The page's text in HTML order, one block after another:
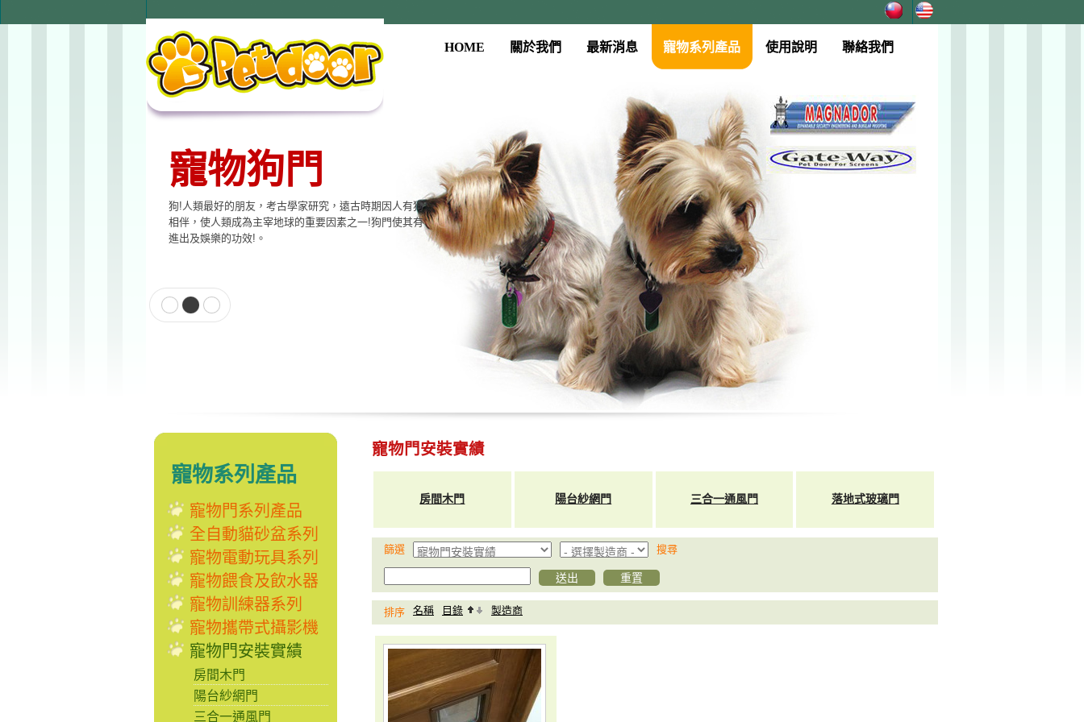
HOME 關於我們 最新消息 寵物系列產品 使用說明 聯絡我們
寵物狗門
狗!人類最好的朋友，考古學家研究，遠古時期因人有狗
相伴，使人類成為主宰地球的重要因素之一!狗門使其有
進出及娛樂的功效!。
寵物系列產品
寵物門系列產品
全自動貓砂盆系列
寵物電動玩具系列
寵物餵食及飲水器
寵物訓練器系列
寵物攜帶式攝影機
寵物門安裝實績
房間木門
陽台紗網門
三合一通風門
寵物門安裝實績
房間木門 陽台紗網門 三合一通風門 落地式玻璃門
篩選 搜尋
排序 名稱 目錄 製造商